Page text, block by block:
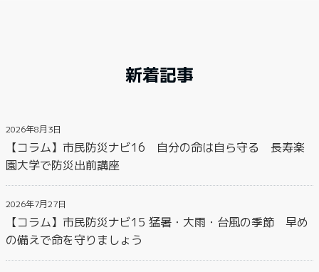
新着記事
2026年8月3日
【コラム】市民防災ナビ16 自分の命は自ら守る 長寿楽
園大学で防災出前講座
2026年7月27日
【コラム】市民防災ナビ15 猛暑・大雨・台風の季節 早め
の備えで命を守りましょう